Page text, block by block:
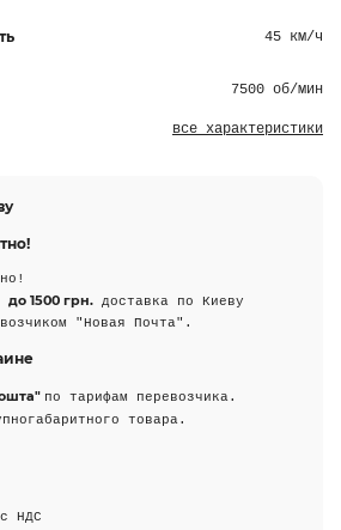
45 км/ч
7500 об/мин
все характеристики
до 1500 грн. доставка по Киеву
"Новая Почта".
по тарифам перевозчика.
товара.
НДС